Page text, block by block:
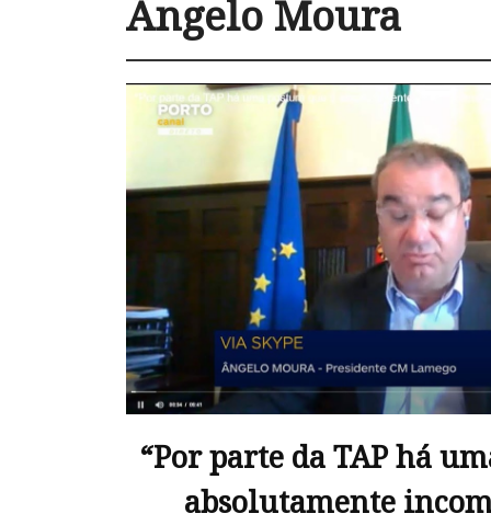
Ângelo Moura
“Por parte da TAP há
absolutamente